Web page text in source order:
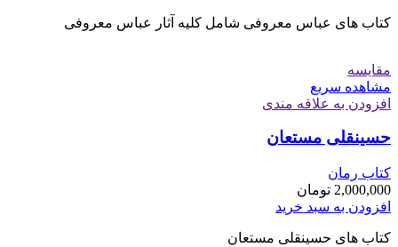
کتاب های عباس معروفی شامل کلیه آثار عباس معروفی
مقایسه
مشاهده سریع
افزودن به علاقه مندی
حسینقلی مستعان
کتاب رمان
2,000,000 تومان
افزودن به سبد خرید
کتاب های حسینقلی مستعان